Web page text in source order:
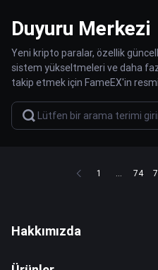
Duyuru Merkezi
Yeni kripto paralar, özellik
sistem yükseltmeleri ve daha
takip etmek için FameEX'in
1 ... 74
Hakkımızda